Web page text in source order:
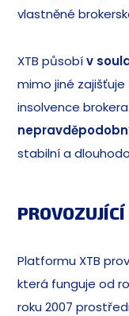
vlastněné
XTB působív
mimo jiné zajišťuje
insolvence
stabilní a
Platformu XTB
která funguje od
roku 2007